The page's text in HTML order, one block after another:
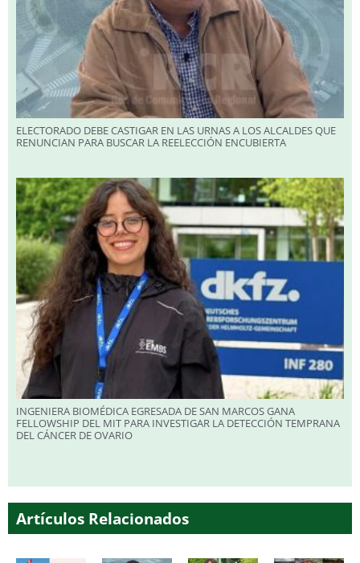
ELECTORADO DEBE CASTIGAR EN LAS URNAS A LOS ALCALDES QUE
RENUNCIAN PARA BUSCAR LA REELECCIÓN ENCUBIERTA
INGENIERA BIOMÉDICA EGRESADA DE SAN MARCOS GANA
FELLOWSHIP DEL MIT PARA INVESTIGAR LA DETECCIÓN TEMPRANA
DEL CÁNCER DE OVARIO
Artículos Relacionados